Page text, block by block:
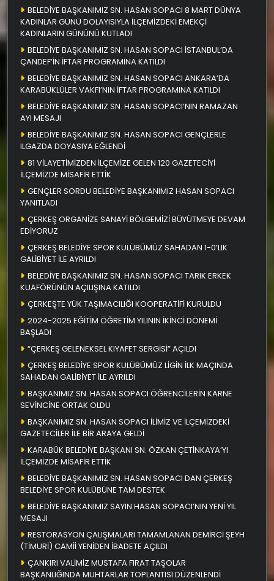
BELEDİYE BAŞKANIMIZ SN. HASAN SOPACI 8 MART DÜNYA
KADINLAR GÜNÜ DOLAYISIYLA İLÇEMİZDEKİ EMEKÇİ
KADINLARIN GÜNÜNÜ KUTLADI
BELEDİYE BAŞKANIMIZ SN. HASAN SOPACI İSTANBUL’DA
ÇANDEF’İN İFTAR PROGRAMINA KATILDI
BELEDİYE BAŞKANIMIZ SN. HASAN SOPACI ANKARA’DA
KARABÜKLÜLER VAKFI’NIN İFTAR PROGRAMINA KATILDI
BELEDİYE BAŞKANIMIZ SN. HASAN SOPACI’NIN RAMAZAN
AYI MESAJI
BELEDİYE BAŞKANIMIZ SN. HASAN SOPACI GENÇLERLE
ILGAZDA DOYASIYA EĞLENDİ
81 VİLAYETİMİZDEN İLÇEMİZE GELEN 120 GAZETECİYİ
İLÇEMİZDE MİSAFİR ETTİK
GENÇLER SORDU BELEDİYE BAŞKANIMIZ HASAN SOPACI
YANITLADI
ÇERKEŞ ORGANİZE SANAYİ BÖLGEMİZİ BÜYÜTMEYE DEVAM
EDİYORUZ
ÇERKEŞ BELEDİYE SPOR KULÜBÜMÜZ SAHADAN 1-0’LIK
GALİBİYET İLE AYRILDI
BELEDİYE BAŞKANIMIZ SN. HASAN SOPACI TARIK ERKEK
KUAFÖRÜNÜN AÇILIŞINA KATILDI
ÇERKEŞTE YÜK TAŞIMACILIĞI KOOPERATİFİ KURULDU
2024-2025 EĞİTİM ÖĞRETİM YILININ İKİNCİ DÖNEMİ
BAŞLADI
“ÇERKEŞ GELENEKSEL KIYAFET SERGİSİ” AÇILDI
ÇERKEŞ BELEDİYE SPOR KULÜBÜMÜZ LİGİN İLK MAÇINDA
SAHADAN GALİBİYET İLE AYRILDI
BAŞKANIMIZ SN. HASAN SOPACI ÖĞRENCİLERİN KARNE
SEVİNCİNE ORTAK OLDU
BAŞKANIMIZ SN. HASAN SOPACI İLİMİZ VE İLÇEMİZDEKİ
GAZETECİLER İLE BİR ARAYA GELDİ
KARABÜK BELEDİYE BAŞKANI SN. ÖZKAN ÇETİNKAYA’YI
İLÇEMİZDE MİSAFİR ETTİK
BELEDİYE BAŞKANIMIZ SN. HASAN SOPACI DAN ÇERKEŞ
BELEDİYE SPOR KULÜBÜNE TAM DESTEK
BELEDİYE BAŞKANIMIZ SAYIN HASAN SOPACI’NIN YENİ YIL
MESAJI
RESTORASYON ÇALIŞMALARI TAMAMLANAN DEMİRCİ ŞEYH
(TİMURİ) CAMİİ YENİDEN İBADETE AÇILDI
ÇANKIRI VALİMİZ MUSTAFA FIRAT TAŞOLAR
BAŞKANLIĞINDA MUHTARLAR TOPLANTISI DÜZENLENDİ